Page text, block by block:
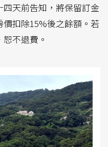
天前告知，將保留訂金
扣除15%後之餘額。若
不退費。